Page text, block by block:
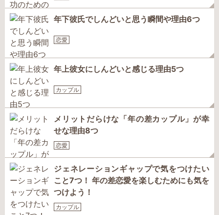
年下彼氏でしんどいと思う瞬間や理由6つ
恋愛
年上彼女にしんどいと感じる理由5つ
カップル
メリットだらけな「年の差カップル」が幸
せな理由8つ
恋愛
ジェネレーションギャップで気をつけたい
こと7つ！ 年の差恋愛を楽しむためにも気を
つけよう！
カップル